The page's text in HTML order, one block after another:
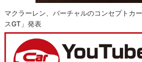
マクラーレン、バーチャルのコンセプトカ
スGT」発表